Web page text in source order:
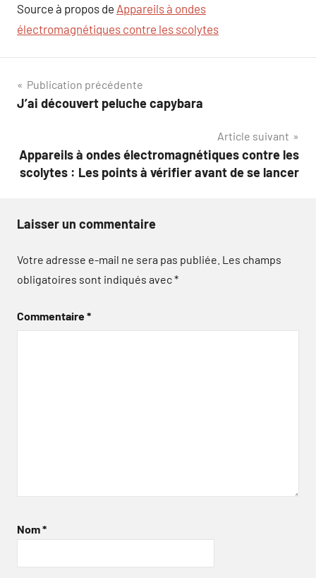
Source à propos de Appareils à ondes
électromagnétiques contre les scolytes
Navigation
de
Publication précédente
J’ai découvert peluche capybara
Article suivant
Appareils à ondes électromagnétiques contre les
scolytes : Les points à vérifier avant de se lancer
Laisser un commentaire
Votre adresse e-mail ne sera pas publiée. Les champs
obligatoires sont indiqués avec*
Commentaire*
Nom*